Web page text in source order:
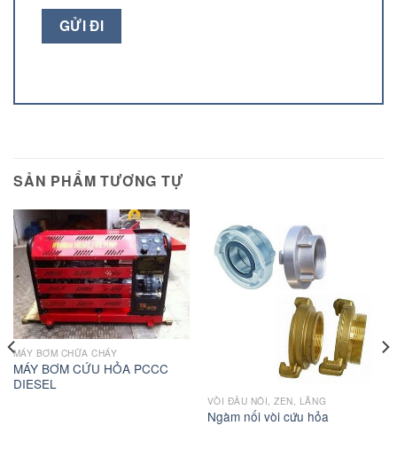
SẢN PHẨM TƯƠNG TỰ
MÁY BƠM CHỮA CHÁY
MÁY BƠM CỨU HỎA PCCC
DIESEL
VÒI ĐẤU NỐI, ZEN, LĂNG
Ngàm nối vòi cứu hỏa